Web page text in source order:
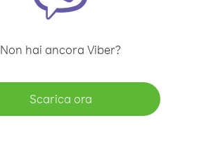
Non hai ancora Viber?
Scarica ora